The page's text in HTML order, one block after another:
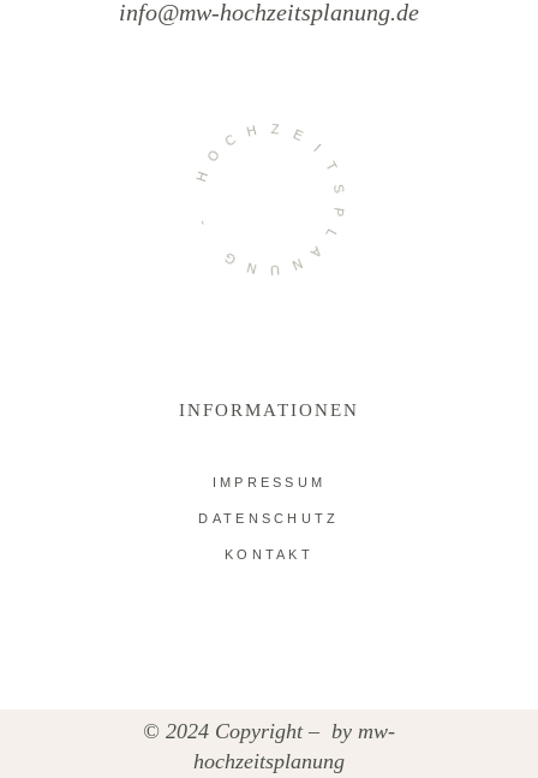
info@mw-hochzeitsplanung.de
H
O
C E
A
N
N
G
INFORMATIONEN
IMPRESSUM
DATENSCHUTZ
KONTAKT
© 2024 Copyright – by mw-
hochzeitsplanung